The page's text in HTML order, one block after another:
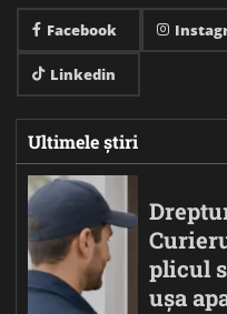
Facebook
Linkedin
Ultimele știri
plicul
ușa